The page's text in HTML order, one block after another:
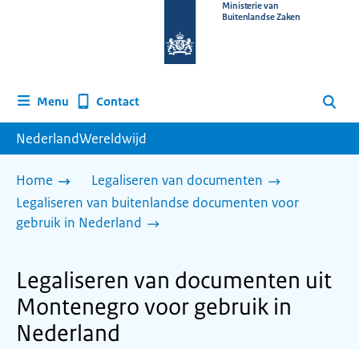
homepage
Ministerie van
Buitenlandse Zaken
Menu Contact Zoeken
NederlandWereldwijd
Home
Legaliseren van documenten
Legaliseren van buitenlandse documenten voor
gebruik in Nederland
Legaliseren van documenten uit
Montenegro voor gebruik in
Nederland